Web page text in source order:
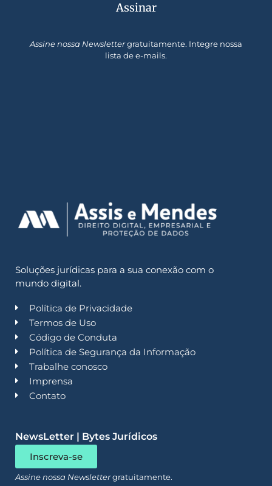
Assinar
Assine nossa Newslettergratuitamente. Integre nossa
lista de e-mails.
Soluções jurídicas para a sua conexão com o
mundo digital.
Política de Privacidade
Termos de Uso
Código de Conduta
Política de Segurança da Informação
Trabalhe conosco
Imprensa
Contato
NewsLetter | Bytes Jurídicos
Inscreva-se
Assine nossa Newslettergratuitamente.